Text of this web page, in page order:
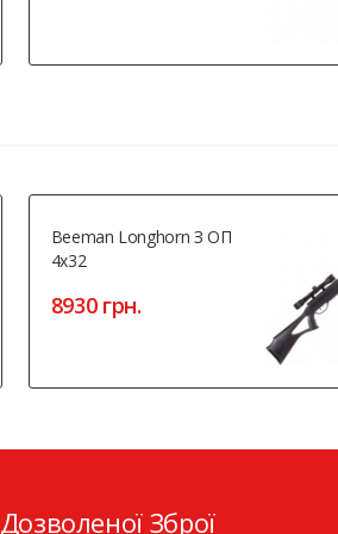
Beeman Longhorn З ОП
4x32
8930 грн.
Дозволеної Зброї